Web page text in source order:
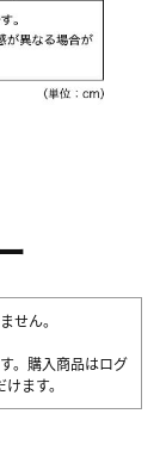
せん。
。購入商品はログ
ます。